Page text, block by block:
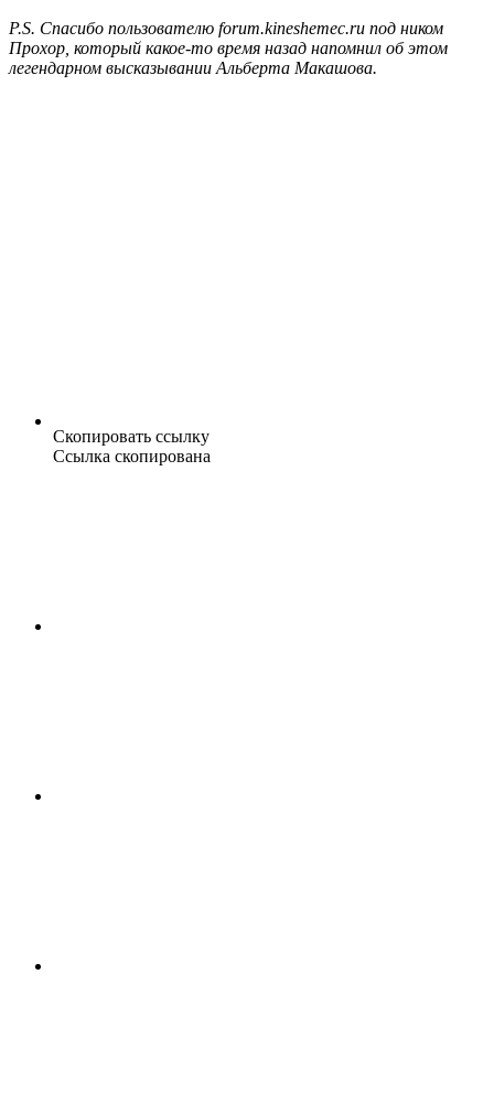
P.S. Спасибо пользователю forum.kineshemec.ru под ником
Прохор, который какое-то время назад напомнил об этом
легендарном высказывании Альберта Макашова.
Скопировать ссылку
Ссылка скопирована